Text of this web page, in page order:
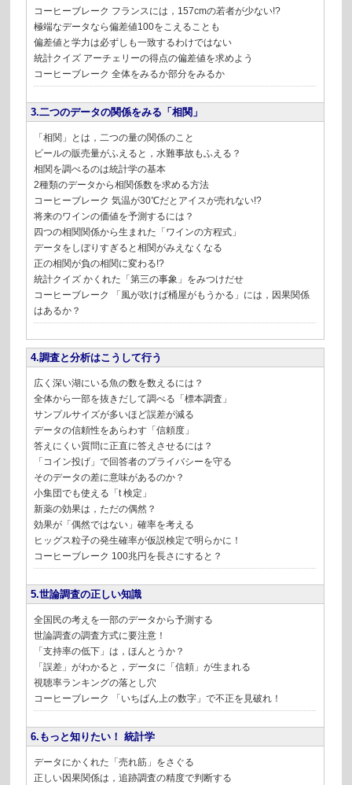
コーヒーブレーク フランスには，157cmの若者が少ない!?
極端なデータなら偏差値100をこえることも
偏差値と学力は必ずしも一致するわけではない
統計クイズ アーチェリーの得点の偏差値を求めよう
コーヒーブレーク 全体をみるか部分をみるか
3.二つのデータの関係をみる「相関」
「相関」とは，二つの量の関係のこと
ビールの販売量がふえると，水難事故もふえる？
相関を調べるのは統計学の基本
2種類のデータから相関係数を求める方法
コーヒーブレーク 気温が30℃だとアイスが売れない!?
将来のワインの価値を予測するには？
四つの相関関係から生まれた「ワインの方程式」
データをしぼりすぎると相関がみえなくなる
正の相関が負の相関に変わる!?
統計クイズ かくれた「第三の事象」をみつけだせ
コーヒーブレーク 「風が吹けば桶屋がもうかる」には，因果関係
はあるか？
4.調査と分析はこうして行う
広く深い湖にいる魚の数を数えるには？
全体から一部を抜きだして調べる「標本調査」
サンプルサイズが多いほど誤差が減る
データの信頼性をあらわす「信頼度」
答えにくい質問に正直に答えさせるには？
「コイン投げ」で回答者のプライバシーを守る
そのデータの差に意味があるのか？
小集団でも使える「t 検定」
新薬の効果は，ただの偶然？
効果が「偶然ではない」確率を考える
ヒッグス粒子の発生確率が仮説検定で明らかに！
コーヒーブレーク 100兆円を長さにすると？
5.世論調査の正しい知識
全国民の考えを一部のデータから予測する
世論調査の調査方式に要注意！
「支持率の低下」は，ほんとうか？
「誤差」がわかると，データに「信頼」が生まれる
視聴率ランキングの落とし穴
コーヒーブレーク 「いちばん上の数字」で不正を見破れ！
6.もっと知りたい！ 統計学
データにかくれた「売れ筋」をさぐる
正しい因果関係は，追跡調査の精度で判断する